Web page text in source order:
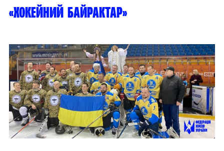
«Хокейний байрактар»